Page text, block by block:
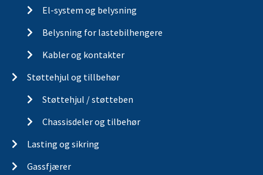
El-system og belysning
Belysning for lastebilhengere
Kabler og kontakter
Støttehjul og tillbehør
Støttehjul / støtteben
Chassisdeler og tilbehør
Lasting og sikring
Gassfjærer